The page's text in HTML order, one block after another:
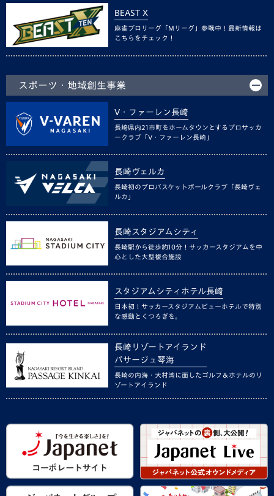
BEAST X
麻雀プロリーグ「Mリーグ」参戦中！最新情報は
こちらをチェック！
スポーツ・地域創生事業
V・ファーレン長崎
長崎県内21市町をホームタウンとするプロサッカ
ークラブ「V・ファーレン長崎」
長崎ヴェルカ
長崎初のプロバスケットボールクラブ「長崎ヴェ
ルカ」
長崎スタジアムシティ
長崎駅から徒歩約10分！サッカースタジアムを中
心とした大型複合施設
スタジアムシティホテル長崎
日本初！サッカースタジアムビューホテルで特別
な感動とくつろぎを。
長崎リゾートアイランド
パサージュ琴海
長崎の内海・大村湾に面したゴルフ＆ホテルのリ
ゾートアイランド